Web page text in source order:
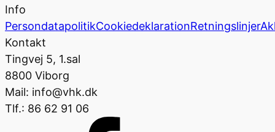
Info
PersondatapolitikCookiedeklarationRetningslinjer
Kontakt
Tingvej 5, 1.sal
8800 Viborg
Mail: info@vhk.dk
Tlf.: 86 62 91 06